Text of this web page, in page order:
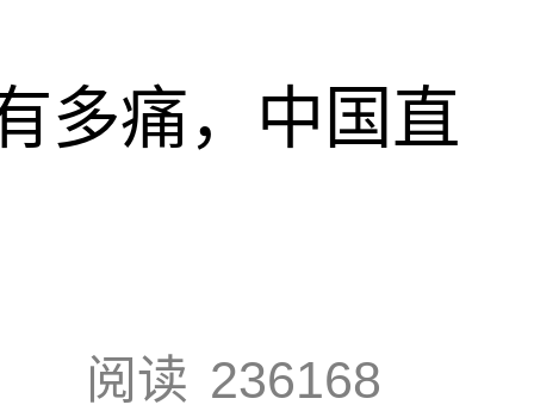
多痛，中国直
阅读 236168